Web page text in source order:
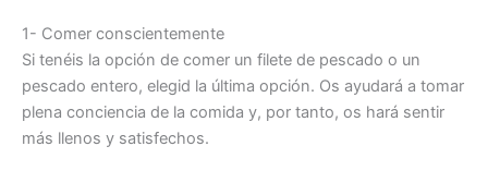
1- Comer conscientemente
Si tenéis la opción de comer un filete de pescado o un
pescado entero, elegid la última opción. Os ayudará a tomar
plena conciencia de la comida y, por tanto, os hará sentir
más llenos y satisfechos.